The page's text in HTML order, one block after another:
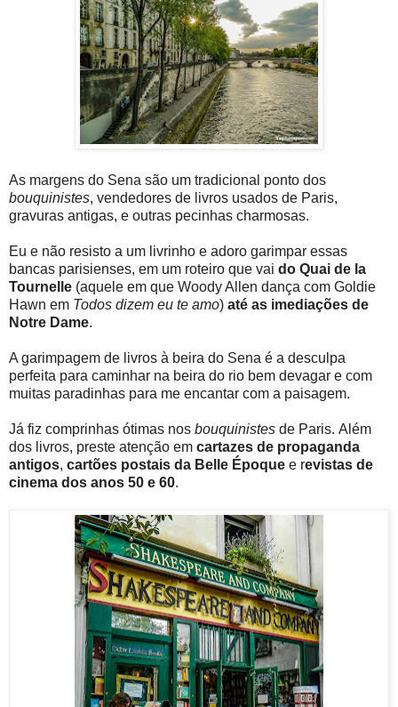
As margens do Sena são um tradicional ponto dos
bouquinistes, vendedores de livros usados de Paris,
gravuras antigas, e outras pecinhas charmosas.
Eu e não resisto a um livrinho e adoro garimpar essas
bancas parisienses, em um roteiro que vai do Quai de la
Tournelle (aquele em que Woody Allen dança com Goldie
Hawn em Todos dizem eu te amo) até as imediações de
Notre Dame.
A garimpagem de livros à beira do Sena é a desculpa
perfeita para caminhar na beira do rio bem devagar e com
muitas paradinhas para me encantar com a paisagem.
Já fiz comprinhas ótimas nos bouquinistes de Paris. Além
dos livros, preste atenção em cartazes de propaganda
antigos, cartões postais da Belle Époque e revistas de
cinema dos anos 50 e 60.